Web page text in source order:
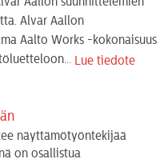
Alvar Aallon
Aalto Works -kokonaisuus
Lue tiedote
näyttämötyöntekijää
on osallistua